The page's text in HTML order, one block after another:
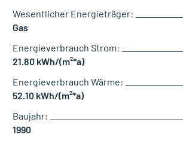
Wesentlicher Energieträger:
Gas
Energieverbrauch Strom:
21.80 kWh/(m²*a)
Energieverbrauch Wärme:
52.10 kWh/(m²*a)
Baujahr:
1990